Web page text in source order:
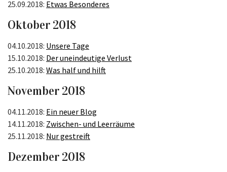
25.09.2018: Etwas Besonderes
Oktober 2018
04.10.2018: Unsere Tage
15.10.2018: Der uneindeutige Verlust
25.10.2018: Was half und hilft
November 2018
04.11.2018: Ein neuer Blog
14.11.2018: Zwischen- und Leerräume
25.11.2018: Nur gestreift
Dezember 2018